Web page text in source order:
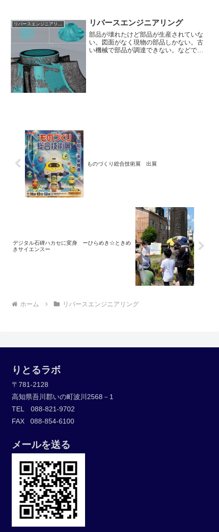
リバースエンジニアリング
部品が壊れたけど部品が生産されていな
い。図面がなく現物の部品しかない。古
い機械で部品が調達できない。などでお
ものづくり総合技術展 出展
デジタル石碑ハカセに変身 ーひらめき☆ときめ
きサイエンスー
ホーム リバースエンジニアリング
りとるラボ
〒781-2128
高知県吾川郡いの町波川2568－1
TEL 088-821-9702
FAX 088-854-6100
メールを送る